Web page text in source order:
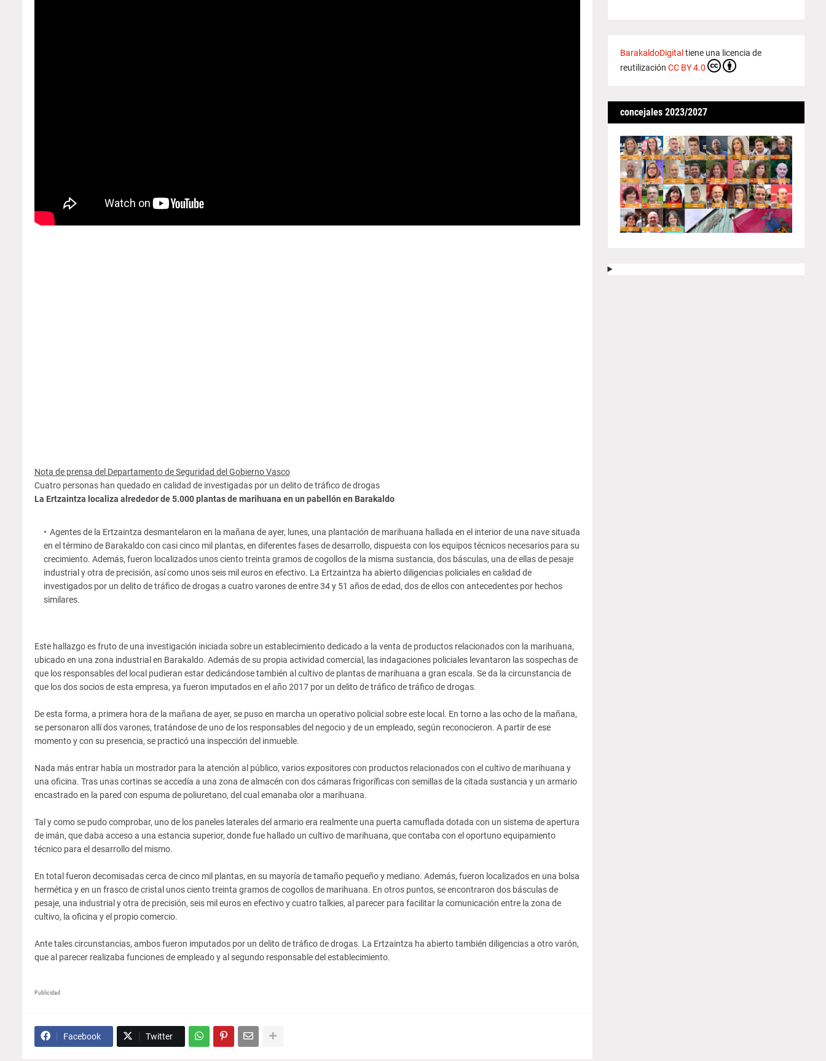
Nota de prensa del Departamento de Seguridad del Gobierno Vasco
Cuatro personas han quedado en calidad de investigadas por un delito de tráfico de drogas
La Ertzaintza localiza alrededor de 5.000 plantas de marihuana en un pabellón en Barakaldo
Agentes de la Ertzaintza desmantelaron en la mañana de ayer, lunes, una plantación de marihuana hallada en el interior de una nave situada
en el término de Barakaldo con casi cinco mil plantas, en diferentes fases de desarrollo, dispuesta con los equipos técnicos necesarios para su
crecimiento. Además, fueron localizados unos ciento treinta gramos de cogollos de la misma sustancia, dos básculas, una de ellas de pesaje
industrial y otra de precisión, así como unos seis mil euros en efectivo. La Ertzaintza ha abierto diligencias policiales en calidad de
investigados por un delito de tráfico de drogas a cuatro varones de entre 34 y 51 años de edad, dos de ellos con antecedentes por hechos
similares.
Este hallazgo es fruto de una investigación iniciada sobre un establecimiento dedicado a la venta de productos relacionados con la marihuana,
ubicado en una zona industrial en Barakaldo. Además de su propia actividad comercial, las indagaciones policiales levantaron las sospechas de
que los responsables del local pudieran estar dedicándose también al cultivo de plantas de marihuana a gran escala. Se da la circunstancia de
que los dos socios de esta empresa, ya fueron imputados en el año 2017 por un delito de tráfico de tráfico de drogas.
De esta forma, a primera hora de la mañana de ayer, se puso en marcha un operativo policial sobre este local. En torno a las ocho de la mañana,
se personaron allí dos varones, tratándose de uno de los responsables del negocio y de un empleado, según reconocieron. A partir de ese
momento y con su presencia, se practicó una inspección del inmueble.
Nada más entrar había un mostrador para la atención al público, varios expositores con productos relacionados con el cultivo de marihuana y
una oficina. Tras unas cortinas se accedía a una zona de almacén con dos cámaras frigoríficas con semillas de la citada sustancia y un armario
encastrado en la pared con espuma de poliuretano, del cual emanaba olor a marihuana.
Tal y como se pudo comprobar, uno de los paneles laterales del armario era realmente una puerta camuflada dotada con un sistema de apertura
de imán, que daba acceso a una estancia superior, donde fue hallado un cultivo de marihuana, que contaba con el oportuno equipamiento
técnico para el desarrollo del mismo.
En total fueron decomisadas cerca de cinco mil plantas, en su mayoría de tamaño pequeño y mediano. Además, fueron localizados en una bolsa
hermética y en un frasco de cristal unos ciento treinta gramos de cogollos de marihuana. En otros puntos, se encontraron dos básculas de
pesaje, una industrial y otra de precisión, seis mil euros en efectivo y cuatro talkies, al parecer para facilitar la comunicación entre la zona de
cultivo, la oficina y el propio comercio.
Ante tales circunstancias, ambos fueron imputados por un delito de tráfico de drogas. La Ertzaintza ha abierto también diligencias a otro varón,
que al parecer realizaba funciones de empleado y al segundo responsable del establecimiento.
Publicidad
Facebook Twitter
BarakaldoDigital tiene una licencia de
reutilización CC BY 4.0
concejales 2023/2027